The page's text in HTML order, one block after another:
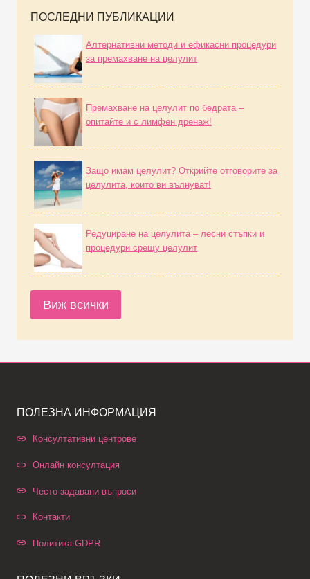
ПОСЛЕДНИ ПУБЛИКАЦИИ
Алтернативни методи и ефикасни процедури
за премахване на целулит
Премахване на целулит по бедрата –
опитайте и с лимфен дренаж!
Защо имам целулит? Открийте отговорите за
целулита, които ви вълнуват!
Редуциране на целулита – лесни стъпки и
процедури срещу целулит
Виж всички
ПОЛЕЗНА ИНФОРМАЦИЯ
Консултативни центрове
Онлайн консултация
Често задавани въпроси
Контакти
Политика GDPR